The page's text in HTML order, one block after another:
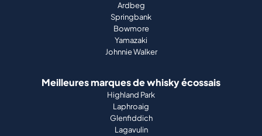
Ardbeg
Springbank
Bowmore
Yamazaki
Johnnie Walker
Meilleures marques de whisky écossais
Highland Park
Laphroaig
Glenfiddich
Lagavulin